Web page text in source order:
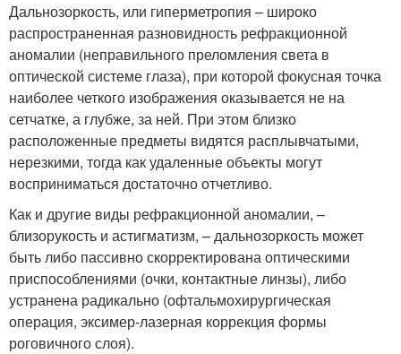
Дальнозоркость, или гиперметропия – широко
распространенная разновидность рефракционной
аномалии (неправильного преломления света в
оптической системе глаза), при которой фокусная точка
наиболее четкого изображения оказывается не на
сетчатке, а глубже, за ней. При этом близко
расположенные предметы видятся расплывчатыми,
нерезкими, тогда как удаленные объекты могут
восприниматься достаточно отчетливо.
Как и другие виды рефракционной аномалии, –
близорукость и астигматизм, – дальнозоркость может
быть либо пассивно скорректирована оптическими
приспособлениями (очки, контактные линзы), либо
устранена радикально (офтальмохирургическая
операция, эксимер-лазерная коррекция формы
роговичного слоя).